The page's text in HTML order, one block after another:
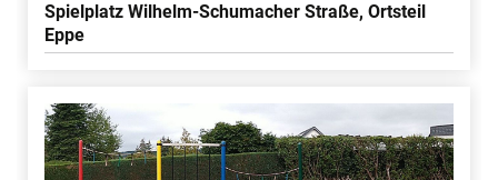
Spielplatz Wilhelm-Schumacher Straße, Ortsteil
Eppe